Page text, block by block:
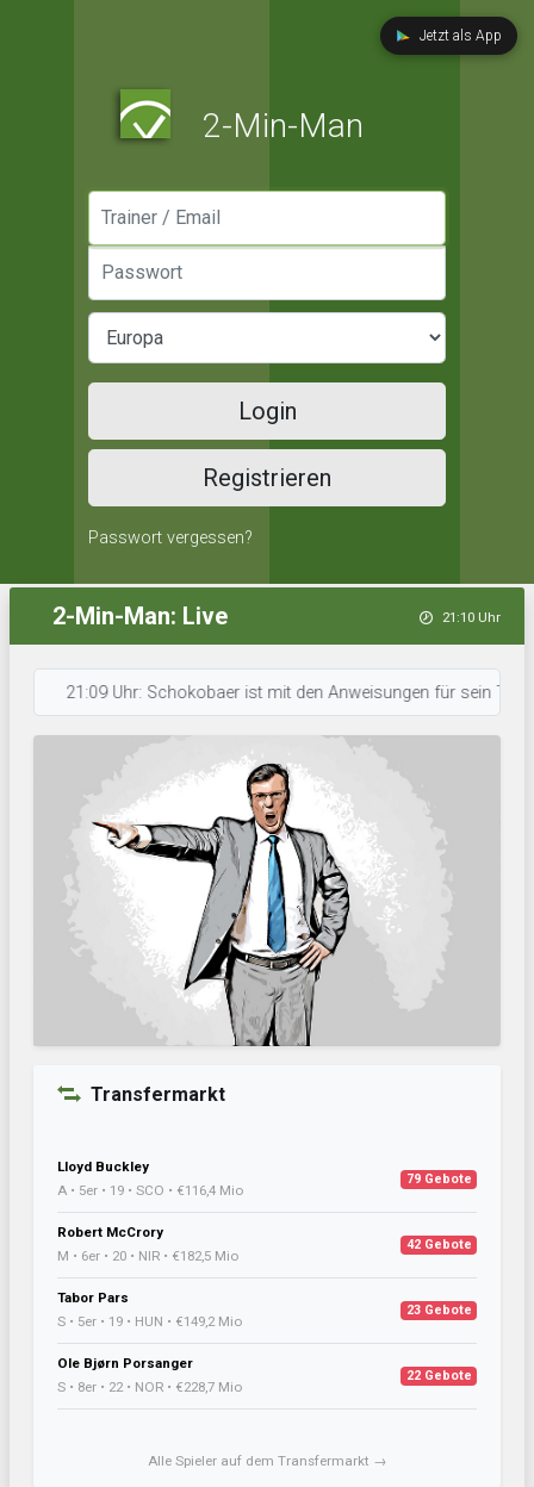
Jetzt als App
2-Min-Man
Login
Registrieren
Passwort vergessen?
2-Min-Man: Live 21:10 Uhr
21:09 Uhr: Schokobaer ist mit den Anweisungen für sein Team
Transfermarkt
Lloyd Buckley
A • 5er • 19 • SCO • €116,4 Mio
79 Gebote
Robert McCrory
M • 6er • 20 • NIR • €182,5 Mio
42 Gebote
Tabor Pars
S • 5er • 19 • HUN • €149,2 Mio
23 Gebote
Ole Bjørn Porsanger
S • 8er • 22 • NOR • €228,7 Mio
22 Gebote
Alle Spieler auf dem Transfermarkt →